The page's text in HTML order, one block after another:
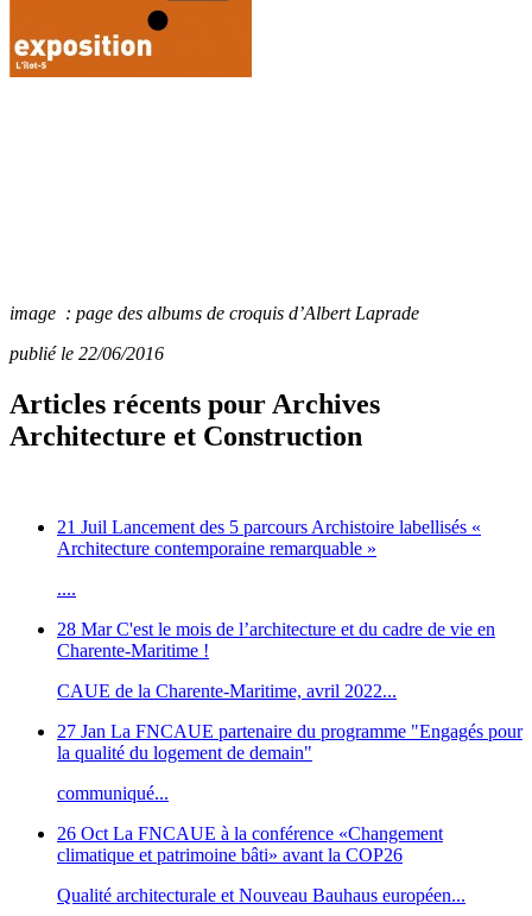
image : page des albums de croquis d’Albert Laprade
publié le 22/06/2016
Articles récents pour Archives
Architecture et Construction
21 Juil Lancement des 5 parcours Archistoire labellisés «
Architecture contemporaine remarquable »
....
28 Mar C'est le mois de l’architecture et du cadre de vie en
Charente-Maritime !
CAUE de la Charente-Maritime, avril 2022...
27 Jan La FNCAUE partenaire du programme "Engagés pour
la qualité du logement de demain"
communiqué...
26 Oct La FNCAUE à la conférence «Changement
climatique et patrimoine bâti» avant la COP26
Qualité architecturale et Nouveau Bauhaus européen...